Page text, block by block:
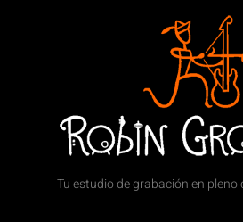
Tu estudio de grabación en